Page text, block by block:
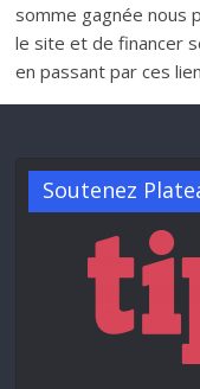
somme gagnée
le site et de financer
en passant par ces
Soutenez